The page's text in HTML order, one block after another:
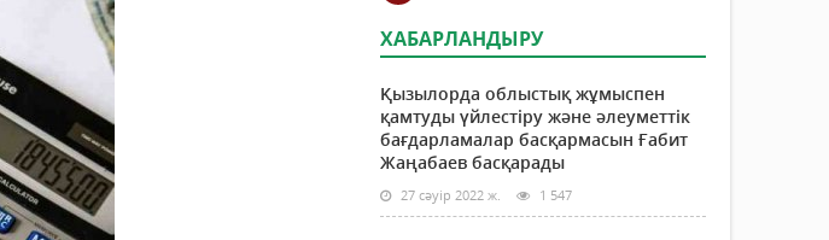
ХАБАРЛАНДЫРУ
Қызылорда облыстық жұмыспен
қамтуды үйлестіру және әлеуметтік
бағдарламалар басқармасын Ғабит
Жаңабаев басқарады
27 сәуір 2022 ж. 1 547